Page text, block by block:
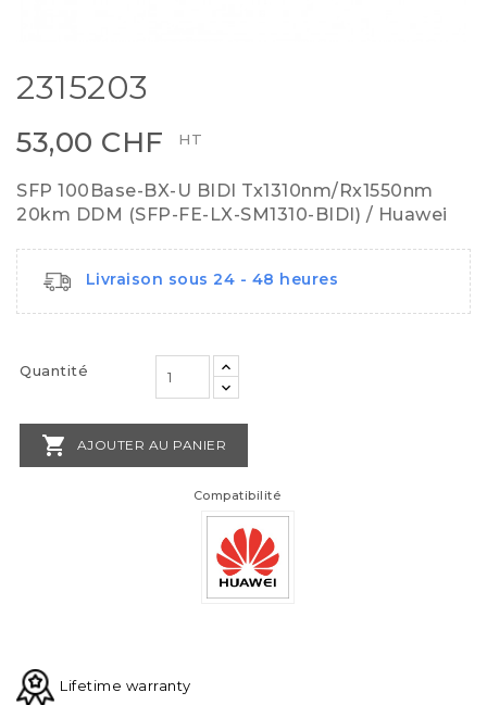
2315203
53,00 CHF HT
SFP 100Base-BX-U BIDI Tx1310nm/Rx1550nm
20km DDM (SFP-FE-LX-SM1310-BIDI) / Huawei
Livraison sous 24 - 48 heures
Quantité
 AJOUTER AU PANIER
Compatibilité
Lifetime warranty